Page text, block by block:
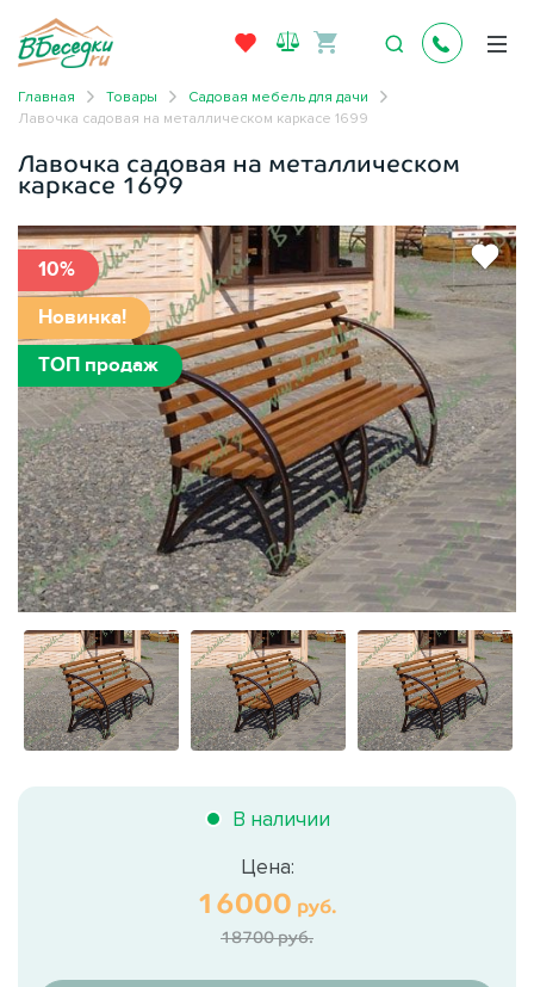
Главная Товары
Садовая мебель для дачи
Лавочка садовая на металлическом каркасе 1699
Лавочка садовая на металлическом
каркасе 1699
10%
Новинка!
ТОП продаж
В наличии
Цена:
16000 руб.
18700 руб.